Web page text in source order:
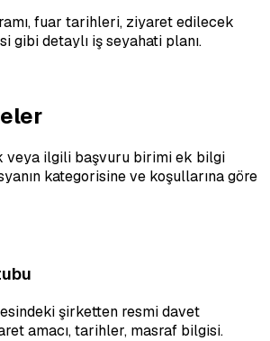
fuar tarihleri, ziyaret edilecek
gibi detaylı iş seyahati planı.
veya ilgili başvuru birimi ek bilgi
kategorisine ve koşullarına göre
şirketten resmi davet
amacı, tarihler, masraf bilgisi.